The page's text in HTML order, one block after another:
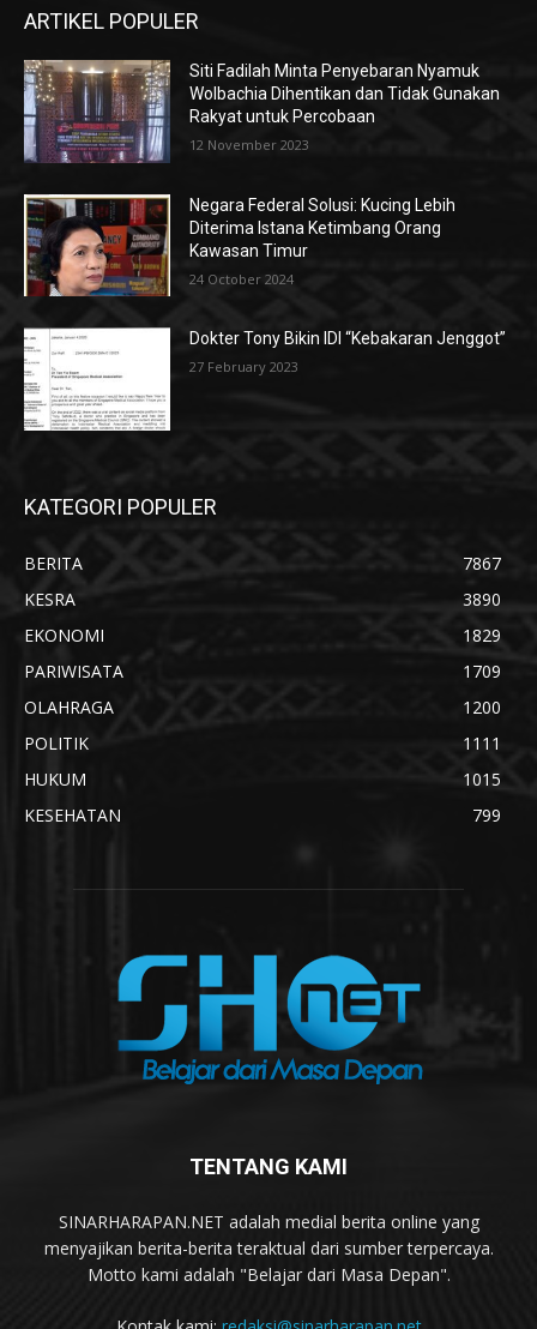
ARTIKEL POPULER
Siti Fadilah Minta Penyebaran Nyamuk
Wolbachia Dihentikan dan Tidak Gunakan
Rakyat untuk Percobaan
12 November 2023
Negara Federal Solusi: Kucing Lebih
Diterima Istana Ketimbang Orang
Kawasan Timur
24 October 2024
Dokter Tony Bikin IDI “Kebakaran Jenggot”
27 February 2023
KATEGORI POPULER
BERITA
7867
KESRA
3890
EKONOMI
1829
PARIWISATA
1709
OLAHRAGA
1200
POLITIK
1111
HUKUM
1015
KESEHATAN
799
TENTANG KAMI
SINARHARAPAN.NET adalah medial berita online yang
menyajikan berita-berita teraktual dari sumber terpercaya.
Motto kami adalah "Belajar dari Masa Depan".